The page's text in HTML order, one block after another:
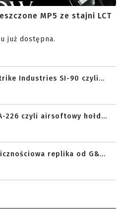
MP5 ze stajni LCT
już dostępna.
Industries SI-90 czyli...
226 czyli airsoftowy hołd...
replika od G&...